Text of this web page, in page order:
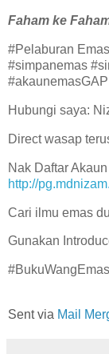
Faham ke
#Pelaburan
#simpanemas
Hubungi saya:
Direct wasap
Nak Daftar
http://
Cari ilmu emas
Gunakan
Sent via Mail